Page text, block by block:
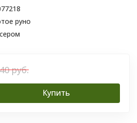
руно
руб.
Купить